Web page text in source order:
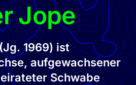
Über uns
uns
Jope
1969) ist
aufgewachsener
Schwabe